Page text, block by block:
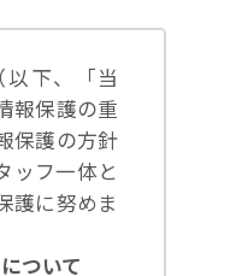
下、「当
報保護の重
保護の方針
ッフ一体と
護に努めま
ついて